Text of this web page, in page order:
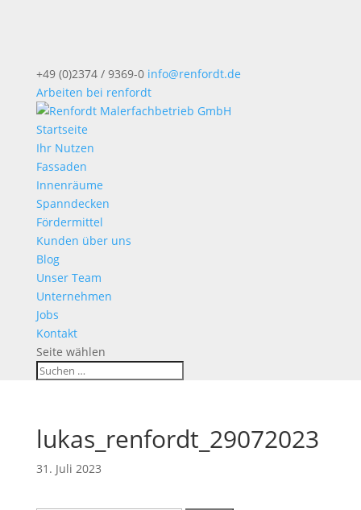
+49 (0)2374 / 9369-0 info@renfordt.de
Arbeiten bei renfordt
Startseite
Ihr Nutzen
Fassaden
Innenräume
Spanndecken
Fördermittel
Kunden über uns
Blog
Unser Team
Unternehmen
Jobs
Kontakt
Seite wählen
lukas_renfordt_29072023
31. Juli 2023